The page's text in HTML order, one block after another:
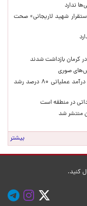
ندارد
شهید لاریجانی» صحت
صوری
تغییر مثبت در عملکرد مالی بانک صادرات ایران/ درآمد عملیاتی ۸۰ درصد رشد
در منطقه است
منتشر شد
بیشتر
کنید.